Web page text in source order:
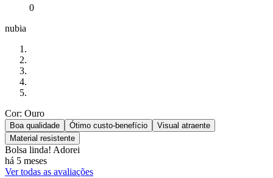
0
nubia
Cor: Ouro
Boa qualidade Ótimo custo-benefício
Visual atraente
Material resistente
Bolsa linda! Adorei
há 5 meses
Ver todas as avaliações